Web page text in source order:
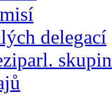
delegací
skupin